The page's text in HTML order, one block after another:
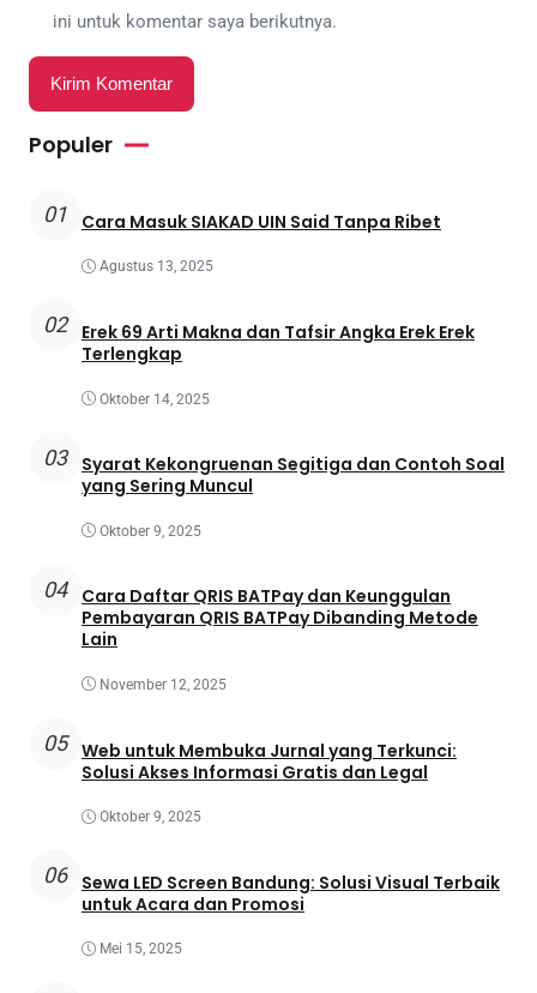
ini untuk komentar saya berikutnya.
Populer
01 Cara Masuk SIAKAD UIN Said Tanpa Ribet
Agustus 13, 2025
02
Erek 69 Arti Makna dan Tafsir Angka Erek Erek
Terlengkap
Oktober 14, 2025
03
Syarat Kekongruenan Segitiga dan Contoh Soal
yang Sering Muncul
Oktober 9, 2025
04
Cara Daftar QRIS BATPay dan Keunggulan
Pembayaran QRIS BATPay Dibanding Metode
Lain
November 12, 2025
05 Web untuk Membuka Jurnal yang Terkunci:
Solusi Akses Informasi Gratis dan Legal
Oktober 9, 2025
06
Sewa LED Screen Bandung: Solusi Visual Terbaik
untuk Acara dan Promosi
Mei 15, 2025